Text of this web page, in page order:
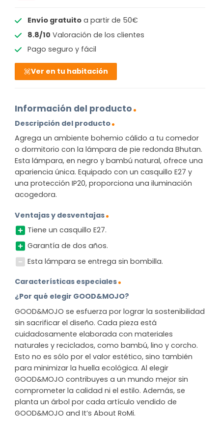
Envío gratuitoa partir de 50€
8.8/10 Valoración de los clientes
Pago seguro y fácil
Ver en tu habitación
Información del producto
Descripción del producto
Agrega un ambiente bohemio cálido a tu comedor
o dormitorio con la lámpara de pie redonda Bhutan.
Esta lámpara, en negro y bambú natural, ofrece una
apariencia única. Equipado con un casquillo E27 y
una protección IP20, proporciona una iluminación
acogedora.
Ventajas y desventajas
Tiene un casquillo E27.
Garantía de dos años.
Esta lámpara se entrega sin bombilla.
Características especiales
¿Por qué elegir GOOD&MOJO?
GOOD&MOJO se esfuerza por lograr la sostenibilidad
sin sacrificar el diseño. Cada pieza está
cuidadosamente elaborada con materiales
naturales y reciclados, como bambú, lino y corcho.
Esto no es sólo por el valor estético, sino también
para minimizar la huella ecológica. Al elegir
GOOD&MOJO contribuyes a un mundo mejor sin
comprometer la calidad ni el estilo. Además, se
planta un árbol por cada artículo vendido de
GOOD&MOJO and It’s About RoMi.